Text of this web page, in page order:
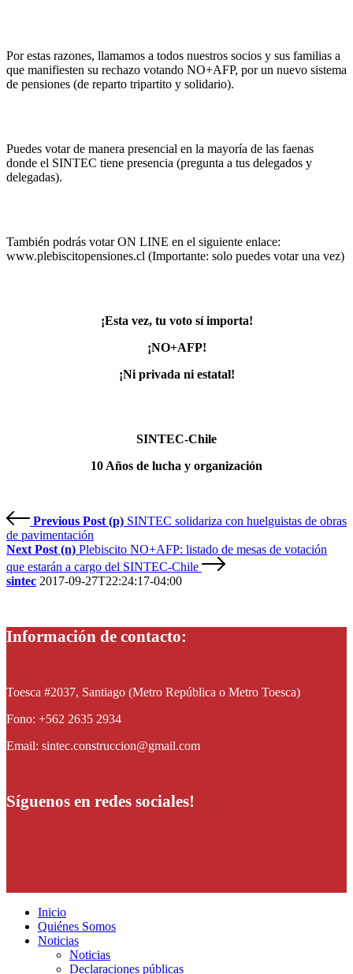
Por estas razones, llamamos a todos nuestros socios y sus familias a
que manifiesten su rechazo votando NO+AFP, por un nuevo sistema
de pensiones (de reparto tripartito y solidario).
Puedes votar de manera presencial en la mayoría de las faenas
donde el SINTEC tiene presencia (pregunta a tus delegados y
delegadas).
También podrás votar ON LINE en el siguiente enlace:
www.plebiscitopensiones.cl (Importante: solo puedes votar una vez)
¡Esta vez, tu voto sí importa!
¡NO+AFP!
¡Ni privada ni estatal!
SINTEC-Chile
10 Años de lucha y organización
Previous Post (p) SINTEC solidariza con huelguistas de obras
de pavimentación
Next Post (n) Plebiscito NO+AFP: listado de mesas de votación
que estarán a cargo del SINTEC-Chile
sintec 2017-09-27T22:24:17-04:00
Información de contacto:
Toesca #2037, Santiago (Metro República o Metro Toesca)
Fono: +562 2635 2934
Email: sintec.construccion@gmail.com
Síguenos en redes sociales!
Inicio
Quiénes Somos
Noticias
Noticias
Declaraciones públicas